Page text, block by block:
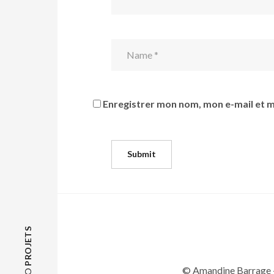
PROJETS
Enregistrer mon nom, mon e-mail et
© Amandine Barrage